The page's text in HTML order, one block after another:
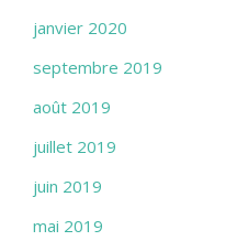
janvier 2020
septembre 2019
août 2019
juillet 2019
juin 2019
mai 2019